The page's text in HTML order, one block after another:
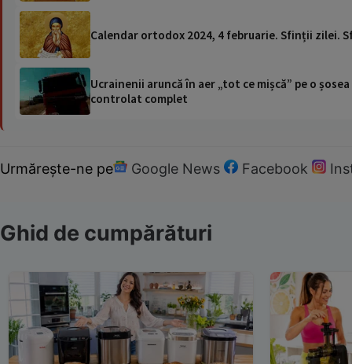
Calendar ortodox 2024, 4 februarie. Sfinții zilei.
Ucrainenii aruncă în aer „tot ce mișcă” pe o
controlat complet
Urmărește-ne pe Google News Facebook
Ghid de cumpărături